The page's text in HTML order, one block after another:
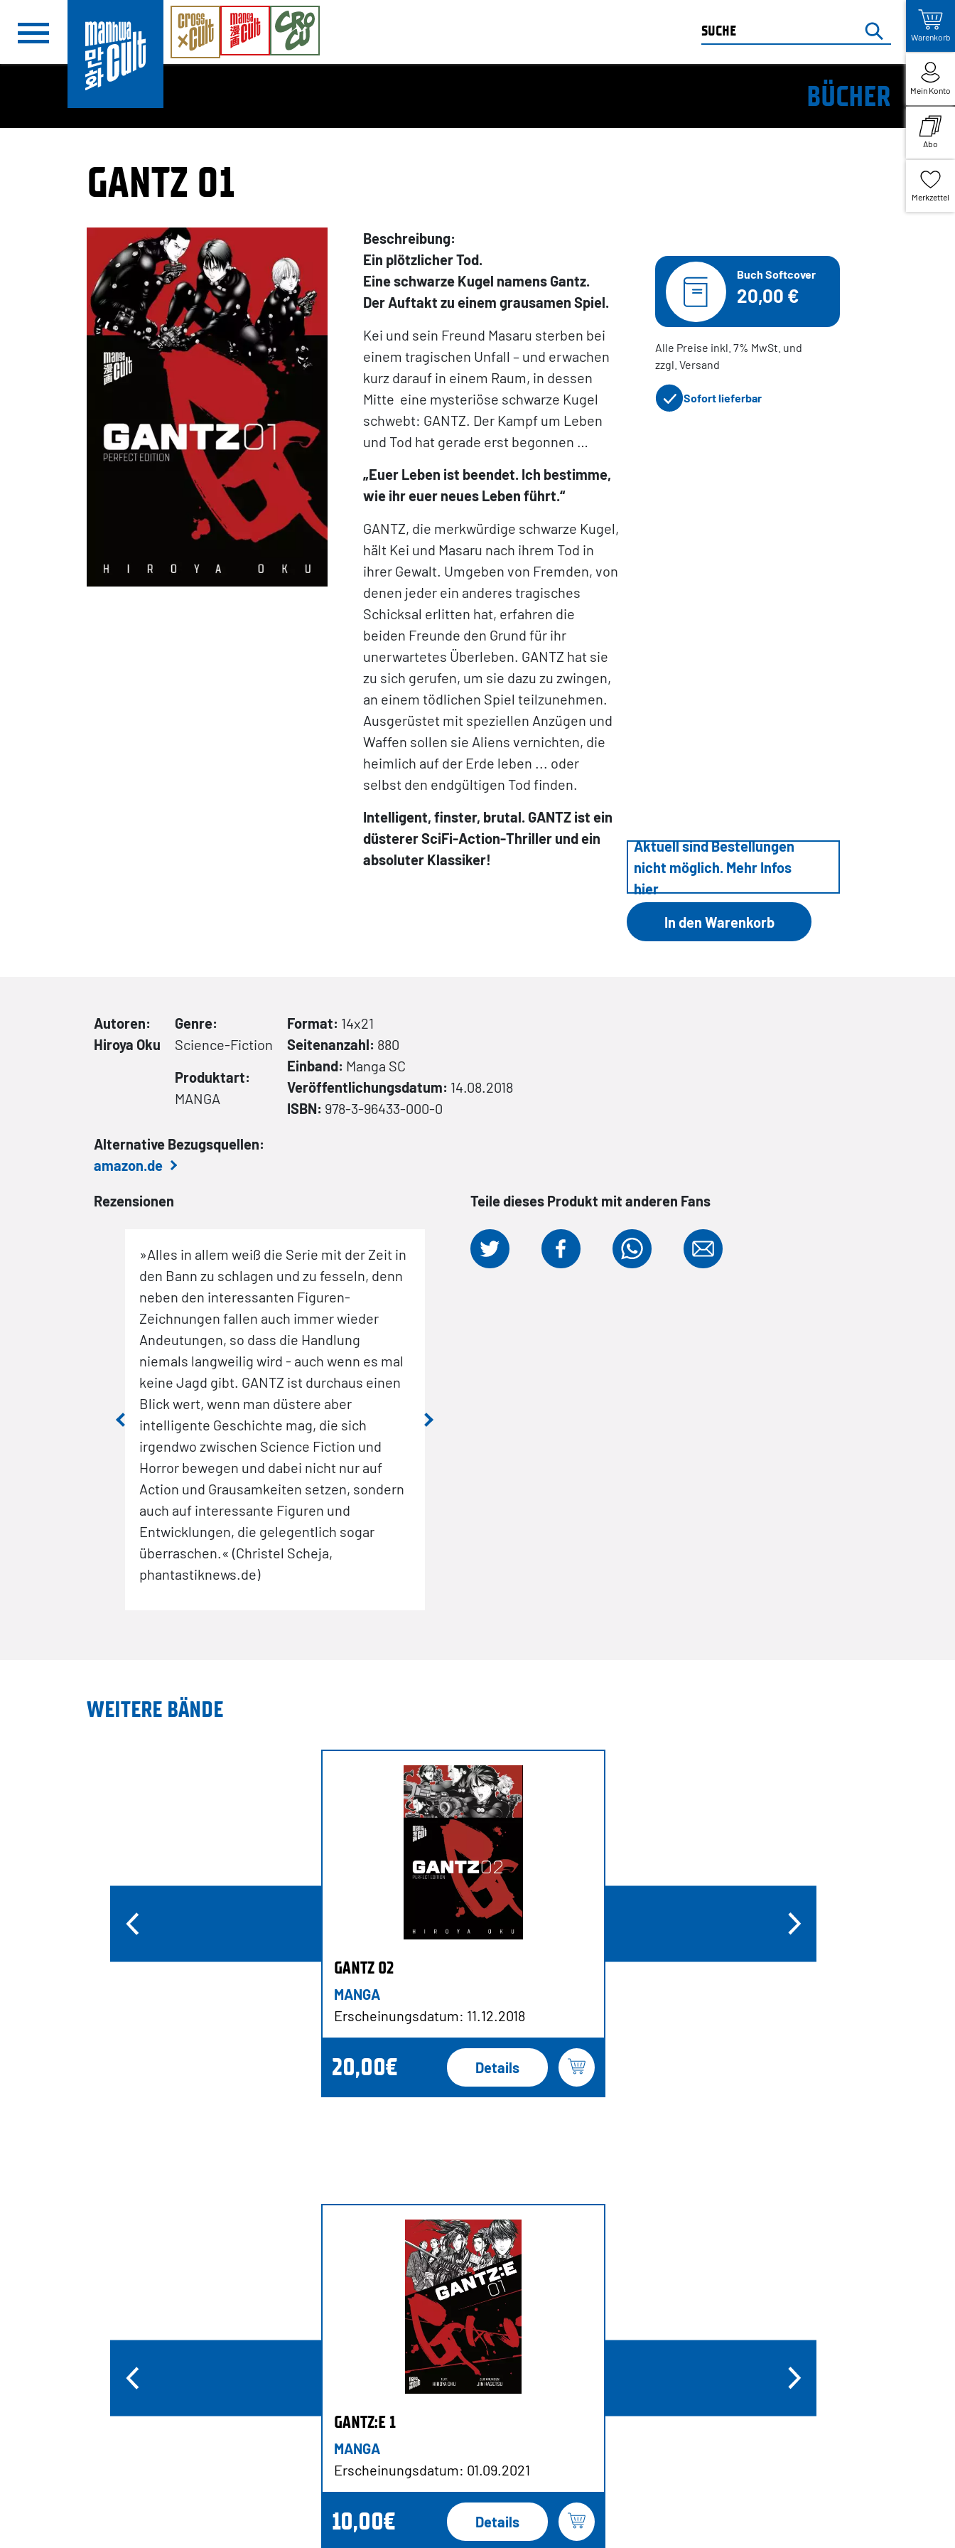
Warenkorb
Mein Konto
Abo
Merkzettel
BÜCHER
GANTZ 01
Beschreibung:
Ein plötzlicher Tod.
Eine schwarze Kugel namens Gantz.
Der Auftakt zu einem grausamen Spiel.
Kei und sein Freund Masaru sterben bei
einem tragischen Unfall – und erwachen
kurz darauf in einem Raum, in dessen
Mitte eine mysteriöse schwarze Kugel
schwebt: GANTZ. Der Kampf um Leben
und Tod hat gerade erst begonnen …
„Euer Leben ist beendet. Ich bestimme,
wie ihr euer neues Leben führt.“
GANTZ, die merkwürdige schwarze Kugel,
hält Kei und Masaru nach ihrem Tod in
ihrer Gewalt. Umgeben von Fremden, von
denen jeder ein anderes tragisches
Schicksal erlitten hat, erfahren die
beiden Freunde den Grund für ihr
unerwartetes Überleben. GANTZ hat sie
zu sich gerufen, um sie dazu zu zwingen,
an einem tödlichen Spiel teilzunehmen.
Ausgerüstet mit speziellen Anzügen und
Waffen sollen sie Aliens vernichten, die
heimlich auf der Erde leben ... oder
selbst den endgültigen Tod finden.
Intelligent, finster, brutal. GANTZ ist ein
düsterer SciFi-Action-Thriller und ein
absoluter Klassiker!
Buch Softcover
20,00 €
Alle Preise inkl. 7% MwSt. und
zzgl. Versand
Sofort lieferbar
Aktuell sind Bestellungen
nicht möglich. Mehr Infos
hier
Autoren:
Hiroya Oku
Genre:
Science-Fiction
Produktart:
MANGA
Format: 14x21
Seitenanzahl: 880
Einband: Manga SC
Veröffentlichungsdatum: 14.08.2018
ISBN: 978-3-96433-000-0
Alternative Bezugsquellen:
amazon.de
Rezensionen
»Alles in allem weiß die Serie mit der Zeit in
den Bann zu schlagen und zu fesseln, denn
neben den interessanten Figuren-
Zeichnungen fallen auch immer wieder
Andeutungen, so dass die Handlung
niemals langweilig wird - auch wenn es mal
keine Jagd gibt. GANTZ ist durchaus einen
Blick wert, wenn man düstere aber
intelligente Geschichte mag, die sich
irgendwo zwischen Science Fiction und
Horror bewegen und dabei nicht nur auf
Action und Grausamkeiten setzen, sondern
auch auf interessante Figuren und
Entwicklungen, die gelegentlich sogar
überraschen.« (Christel Scheja,
phantastiknews.de)
»Hiroya Okus Sci-Fi-Reihe Gantzist längst
Teile dieses Produkt mit anderen Fans
WEITERE BÄNDE
GANTZ 02
MANGA
Erscheinungsdatum: 11.12.2018
20,00€ Details
GANTZ:E 1
MANGA
Erscheinungsdatum: 01.09.2021
10,00€ Details